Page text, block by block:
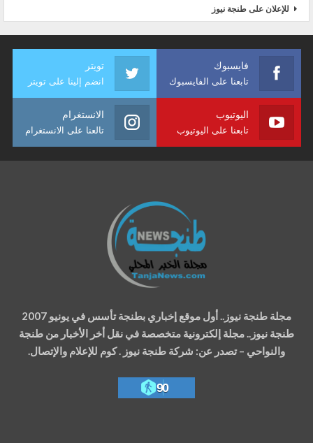
للإعلان على طنجة نيوز
فايسبوك
تابعنا على الفايسبوك
تويتر
انضم إلينا على تويتر
اليوتيوب
تابعنا على اليوتيوب
الانستغرام
تالعنا على الانستغرام
مجلة طنجة نيوز.. أول موقع إخباري بطنجة تأسس في يونيو 2007
طنجة نيوز.. مجلة إلكترونية متخصصة في نقل أخر الأخبار من طنجة
والنواحي – تصدر عن: شركة طنجة نيوز . كوم للإعلام والإتصال.
90